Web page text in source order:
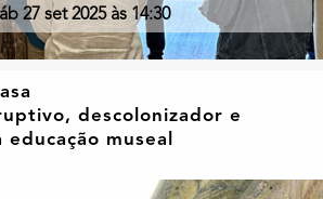
27 set 2025 às 14:30
descolonizador e
museal